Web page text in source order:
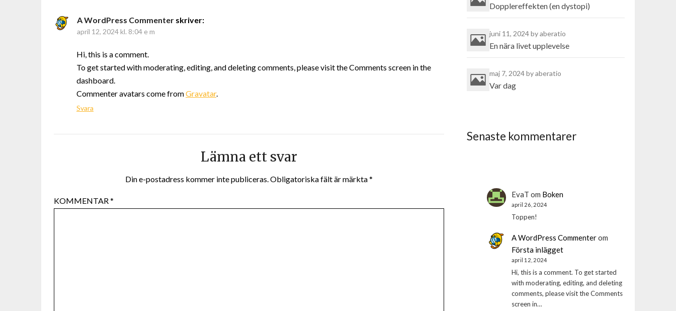
A WordPress Commenter skriver:
april 12, 2024 kl. 8:04 e m
Hi, this is a comment.
To get started with moderating, editing, and deleting comments, please visit the Comments screen in the
dashboard.
Commenter avatars come fromGravatar.
Svara
Lämna ett svar
Din e-postadress kommer inte publiceras.Obligatoriska fält är märkta*
KOMMENTAR*
Dopplereffekten (en dystopi)
juni 11, 2024by aberatio
En nära livet upplevelse
maj 7, 2024by aberatio
Var dag
Senaste kommentarer
EvaT om Boken
april 26, 2024
Toppen!
A WordPress Commenterom
Första inlägget
april 12, 2024
Hi, this is a comment. To get started
with moderating, editing, and deleting
comments, please visit the Comments
screen in…